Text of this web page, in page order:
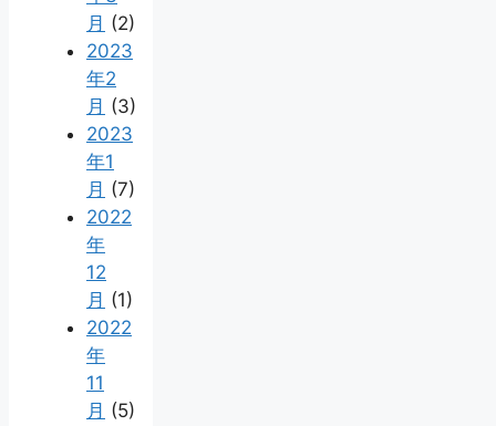
月 (2)
2023
年2
月 (3)
2023
年1
月 (7)
2022
年
12
月 (1)
2022
年
11
月 (5)